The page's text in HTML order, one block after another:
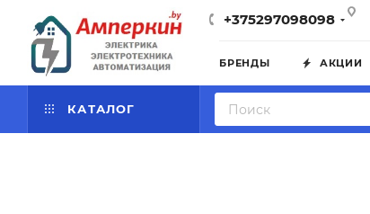
+375297098098
БРЕНДЫ АКЦИИ
КАТАЛОГ